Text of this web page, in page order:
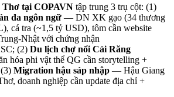
Thơ tại COPAVN tập trung 3 trụ cột: (1)
đa ngôn ngữ — DN XK gạo (34 thương
cá tra (~1,5 tỷ USD), tôm cần website
Nhật với chứng nhận
(2) Du lịch chợ nổi Cái Răng
hóa phi vật thể QG cần storytelling +
Migration hậu sáp nhập — Hậu Giang
doanh nghiệp cần update địa chỉ +